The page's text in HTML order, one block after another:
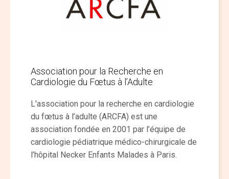
Association pour la Recherche en
Cardiologie du Fœtus à l’Adulte
L'association pour la recherche en cardiologie
du fœtus à l’adulte (ARCFA) est une
association fondée en 2001 par l’équipe de
cardiologie pédiatrique médico-chirurgicale de
l’hôpital Necker Enfants Malades à Paris.